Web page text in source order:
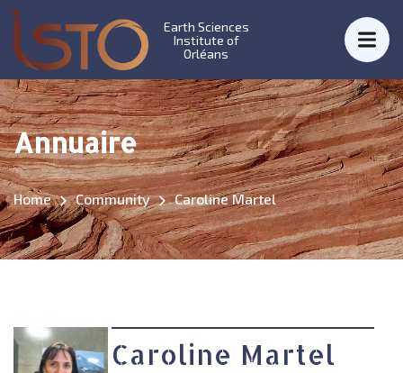
Earth Sciences
Institute of
Orléans
Annuaire
Home Community Caroline Martel
Caroline Martel